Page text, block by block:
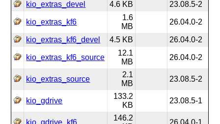
kio_extras_devel 4.6 KB 23.08.5-2
kio_extras_kf6
1.6
MB
26.04.0-2
kio_extras_kf6_devel 4.5 KB 26.04.0-2
kio_extras_kf6_source
12.1
MB
26.04.0-2
kio_extras_source
2.1
MB
23.08.5-2
kio_gdrive
133.2
KB
23.08.5-1
kio_gdrive_kf6
146.2
26.04.0-1